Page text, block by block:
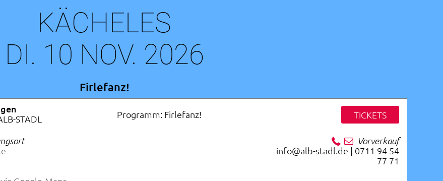
KÄCHELES
DI. 10 NOV. 2026
Firlefanz!
STADL
Programm: Firlefanz! TICKETS
Vorverkauf
info@alb-stadl.de | 0711 94 54
77 71